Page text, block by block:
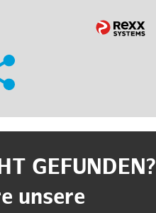
GEFUNDEN?
unsere